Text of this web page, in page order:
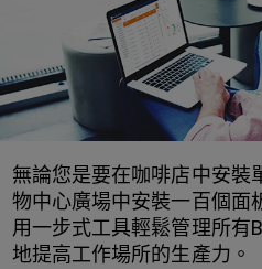
無論您是要在咖啡店中安裝
物中心廣場中安裝一百個面
用一步式工具輕鬆管理所有
地提高工作場所的生產力。